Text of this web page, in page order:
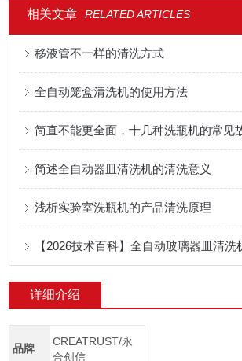
相关文章 RELATED ARTICLES
​移液管不一样的清洗方式
全自动笼盒清洗机的使用方法
简述全自动器皿清洗机的清洗意义
浅析实验室洗瓶机的产品清洗原理
详细介绍
品牌
CREATRUST/永
合创信